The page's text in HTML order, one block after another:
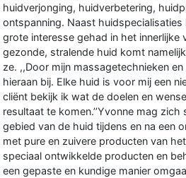
huidverjonging, huidverbetering,
ontspanning. Naast
grote interesse gehad in het innerlijke
gezonde, stralende huid komt namelijk
ze. ,,Door mijn massagetechnieken
hieraan bij. Elke huid is voor mij een
cliënt bekijk ik wat de doelen en
resultaat te komen.’’Yvonne mag
gebied van de huid tijdens en na een
met pure en zuivere producten van
speciaal ontwikkelde producten en
een gepaste en kundige manier